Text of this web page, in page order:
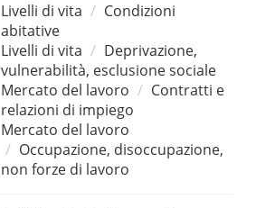
Livelli di vita
Condizioni
abitative
Livelli di vita
Deprivazione,
vulnerabilità, esclusione sociale
Mercato del lavoro
Contratti e
relazioni di impiego
Mercato del lavoro
Occupazione, disoccupazione,
non forze di lavoro